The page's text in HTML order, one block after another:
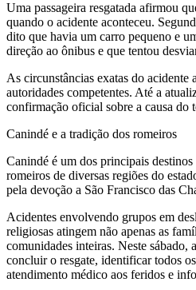
Uma passageira resgatada afirmou
quando o acidente aconteceu.
dito que havia um carro pequeno e
direção ao ônibus e que tentou
As circunstâncias exatas do acidente
autoridades competentes. Até a
confirmação oficial sobre a causa do
Canindé e a tradição dos romeiros
Canindé é um dos principais
romeiros de diversas regiões do
pela devoção a São Francisco das
Acidentes envolvendo grupos em
religiosas atingem não apenas as
comunidades inteiras. Neste sábado,
concluir o resgate, identificar todos
atendimento médico aos feridos e